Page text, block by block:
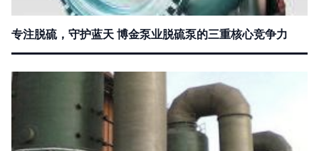
专注脱硫，守护蓝天 博金泵业脱硫泵的三重核心竞争力